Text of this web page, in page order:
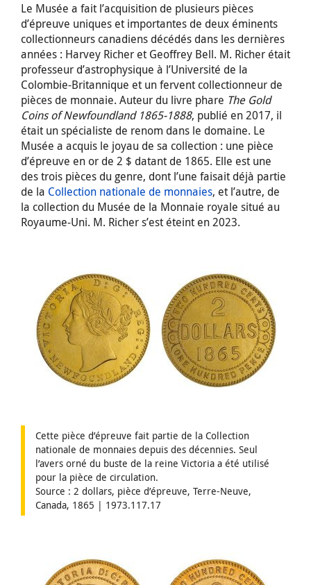
Le Musée a fait l’acquisition de plusieurs pièces
d’épreuve uniques et importantes de deux éminents
collectionneurs canadiens décédés dans les dernières
années : Harvey Richer et Geoffrey Bell. M. Richer était
professeur d’astrophysique à l’Université de la
Colombie-Britannique et un fervent collectionneur de
pièces de monnaie. Auteur du livre phare The Gold
Coins of Newfoundland 1865-1888, publié en 2017, il
était un spécialiste de renom dans le domaine. Le
Musée a acquis le joyau de sa collection : une pièce
d’épreuve en or de 2 $ datant de 1865. Elle est une
des trois pièces du genre, dont l’une faisait déjà partie
de la Collection nationale de monnaies, et l’autre, de
la collection du Musée de la Monnaie royale situé au
Royaume-Uni. M. Richer s’est éteint en 2023.
Cette pièce d’épreuve fait partie de la Collection
nationale de monnaies depuis des décennies. Seul
l’avers orné du buste de la reine Victoria a été utilisé
pour la pièce de circulation.
Source : 2 dollars, pièce d’épreuve, Terre-Neuve,
Canada, 1865 | 1973.117.17